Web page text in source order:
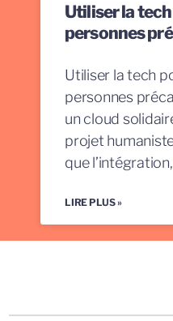
Utiliser la
personnes
Utiliser la tech
personnes
un cloud
projet
que
LIRE PLUS »